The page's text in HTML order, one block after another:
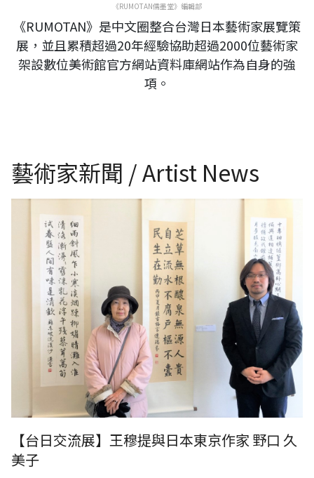
《RUMOTAN儒墨堂》編輯部
《RUMOTAN》是中文圈整合台灣日本藝術家展覽策
展，並且累積超過20年經驗協助超過2000位藝術家
架設數位美術館官方網站資料庫網站作為自身的強
項。
藝術家新聞 / Artist News
【台日交流展】王穆提與日本東京作家 野口 久
美子